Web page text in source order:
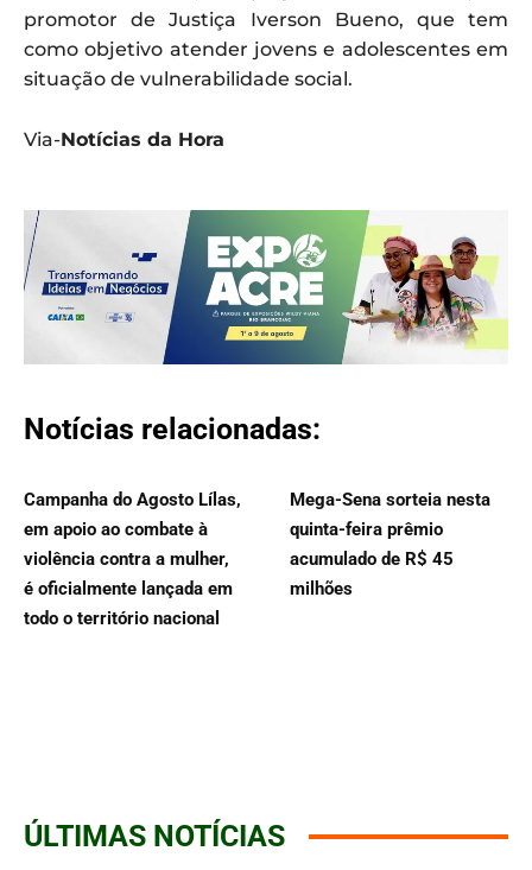
promotor de Justiça Iverson Bueno, que tem
como objetivo atender jovens e adolescentes em
situação de vulnerabilidade social.
Via-Notícias da Hora
Notícias relacionadas:
Campanha do Agosto Lílas,
em apoio ao combate à
violência contra a mulher,
é oficialmente lançada em
todo o território nacional
Mega-Sena sorteia nesta
quinta-feira prêmio
acumulado de R$ 45
milhões
ÚLTIMAS NOTÍCIAS